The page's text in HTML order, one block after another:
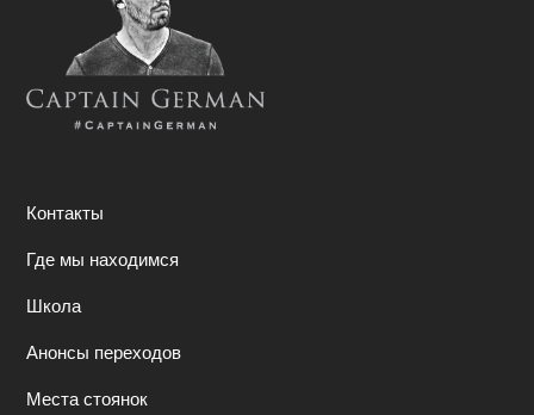
Контакты
Где мы находимся
Школа
Анонсы переходов
Места стоянок